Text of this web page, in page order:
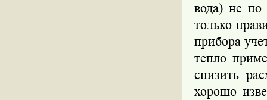
вода) не по
только
прибора
тепло
снизить
хорошо